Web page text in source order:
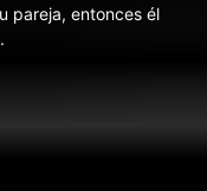
pareja, entonces él